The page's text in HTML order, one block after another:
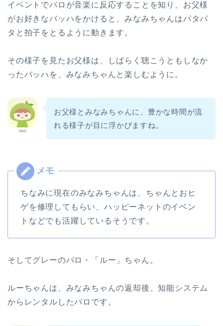
イベントでパロが音楽に反応することを知り、お父様
がお好きなバッハをかけると、みなみちゃんはパタパ
タと拍子をとるように動きます。
その様子を見たお父様は、しばらく聴こうともしなか
ったバッハを、みなみちゃんと楽しむように。
neo
お父様とみなみちゃんに、豊かな時間が流
れる様子が目に浮かびますね。
ちなみに現在のみなみちゃんは、ちゃんとおヒ
ゲを修理してもらい、ハッピーネットのイベン
トなどでも活躍しているそうです。
そしてグレーのパロ・「ルー」ちゃん。
ルーちゃんは、みなみちゃんの返却後、知能システム
からレンタルしたパロです。